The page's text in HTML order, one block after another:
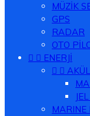
MÜZİK
GPS
RADAR
OTO
  ENERJİ
 
MARINE